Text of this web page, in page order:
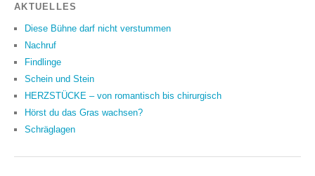
AKTUELLES
Diese Bühne darf nicht verstummen
Nachruf
Findlinge
Schein und Stein
HERZSTÜCKE – von romantisch bis chirurgisch
Hörst du das Gras wachsen?
Schräglagen